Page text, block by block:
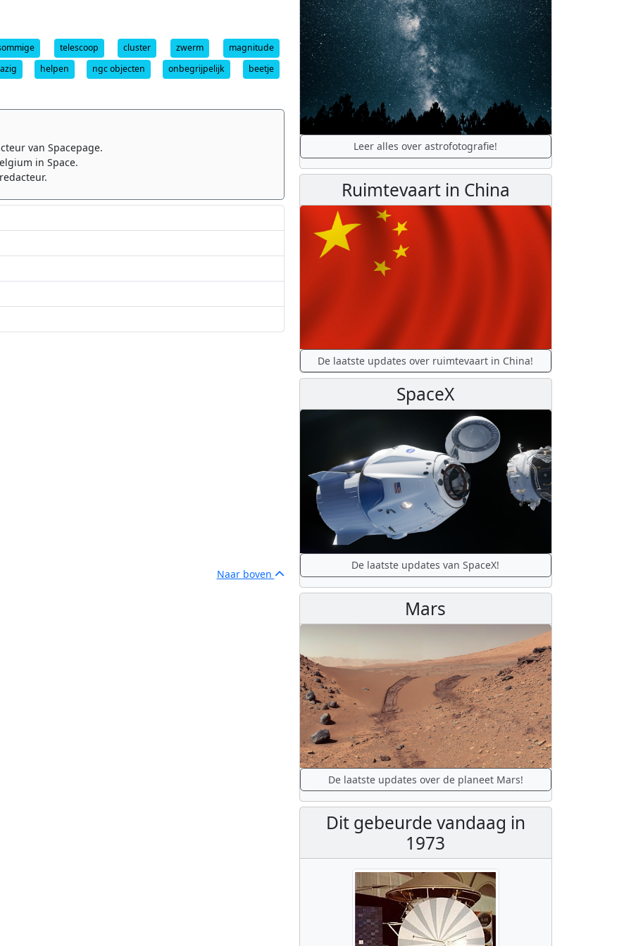
telescoop cluster zwerm
magnitude
helpen ngc objecten onbegrijpelijk
beetje
van Spacepage.
in Space.
Naar boven
Leer alles over astrofotografie!
Ruimtevaart in China
De laatste updates over ruimtevaart in China!
SpaceX
De laatste updates van SpaceX!
Mars
De laatste updates over de planeet Mars!
Dit gebeurde vandaag in
1973